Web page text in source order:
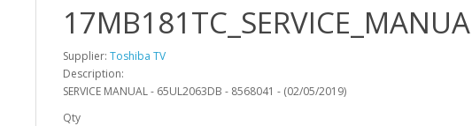
Supplier: Toshiba TV
Description:
SERVICE MANUAL - 65UL2063DB - 8568041 - (02/05/2019)
Qty